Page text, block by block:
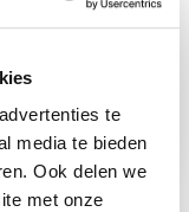
te
media te bieden
Ook delen we
met onze